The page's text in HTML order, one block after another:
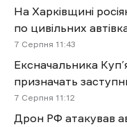
На Харківщині
по цивільних
7 Cерпня 11:43
Ексначальника
призначать
7 Cерпня 11:12
Дрон РФ атакував